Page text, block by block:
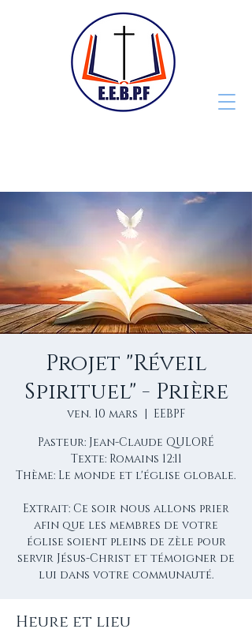
Projet "Réveil
Spirituel" - Prière
ven. 10 mars
  |
EEBPF
Pasteur: Jean-Claude QULORÉ
Texte: Romains 12:11
Thème: Le monde et l'église globale.
Extrait: Ce soir nous allons prier
afin que les membres de votre
église soient pleins de zèle pour
servir Jésus-Christ et témoigner de
lui dans votre communauté.
Heure et lieu